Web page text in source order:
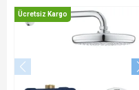
Ücretsiz Kargo